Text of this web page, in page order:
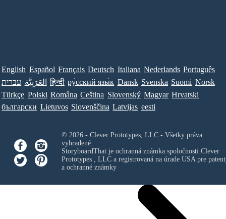
English Español Français Deutsch Italiana Nederlands Português
עברית العَرَبِيَّة हिन्दी ру́сский язы́к Dansk Svenska Suomi Norsk
Türkçe Polski Româna Ceština Slovenský Magyar Hrvatski
български Lietuvos Slovenščina Latvijas eesti
© 2026 - Clever Prototypes, LLC - Všetky práva
vyhradené.
StoryboardThat je ochranná známka spoločnosti Clever
Prototypes , LLCa registrovaná na úrade USA pre
a ochranné známky